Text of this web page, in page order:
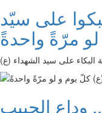
على سيّد
مرّةً واحدةً
البكاء على سيد الشهداء (ع)
...